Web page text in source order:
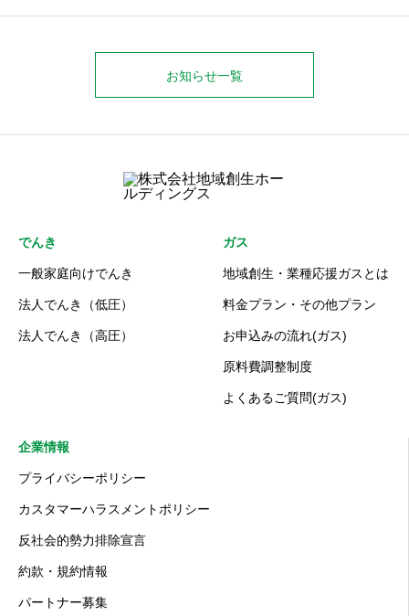
お知らせ一覧
でんき
一般家庭向けでんき
法人でんき（低圧）
法人でんき（高圧）
ガス
地域創生・業種応援ガスとは
料金プラン・その他プラン
お申込みの流れ(ガス)
原料費調整制度
よくあるご質問(ガス)
企業情報
プライバシーポリシー
カスタマーハラスメントポリシー
反社会的勢力排除宣言
約款・規約情報
パートナー募集